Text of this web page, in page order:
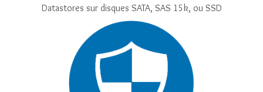
Datastores sur disques SATA, SAS 15k, ou SSD